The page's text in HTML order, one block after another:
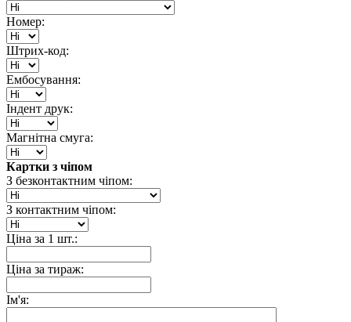
Номер:
Штрих-код:
Ембосування:
Індент друк:
Магнітна смуга:
Картки з чіпом
З безконтактним чіпом:
З контактним чіпом:
Ціна за 1 шт.:
Ціна за тираж:
Ім'я: